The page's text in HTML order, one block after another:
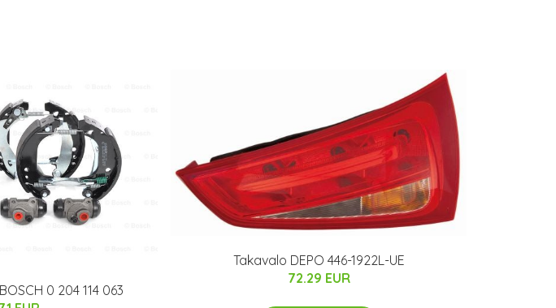
0 204 114 063
Takavalo DEPO 446-1922L-UE
72.29 EUR